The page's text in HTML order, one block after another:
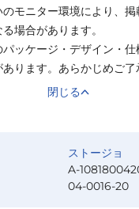
モニター環境により、
場合があります。
ッケージ・デザイン・
ります。あらかじめご了
閉じる
ストージョ
A-
04-0016-20